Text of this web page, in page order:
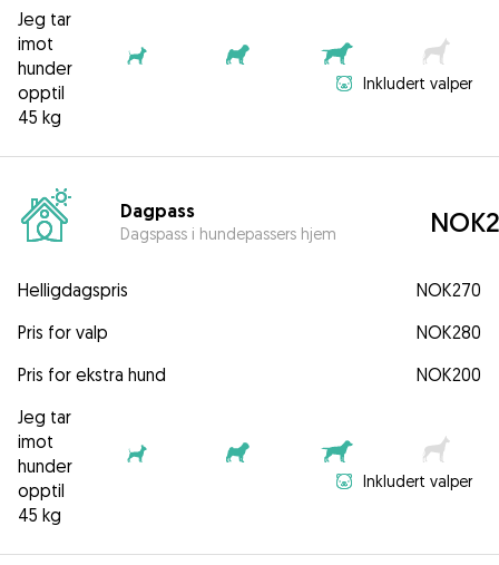
Jeg tar
imot
hunder
opptil
45 kg
Inkludert valper
Dagpass
Dagspass i hundepassers hjem
Helligdagspris
NOK270
Pris for valp
NOK280
Pris for ekstra hund
NOK200
Jeg tar
imot
hunder
opptil
45 kg
Inkludert valper